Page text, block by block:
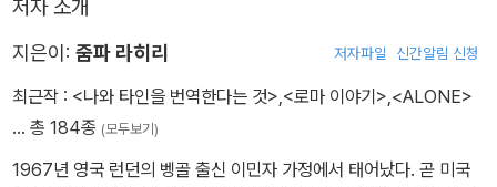
저자 소개
지은이: 줌파 라히리 저자파일 신간알림 신청
최근작 : <나와 타인을 번역한다는 것> <로마 이야기> <ALONE>
… 총 184종 (모두보기)
1967년 영국 런던의 벵골 출신 이민자 가정에서 태어났다. 곧 미국